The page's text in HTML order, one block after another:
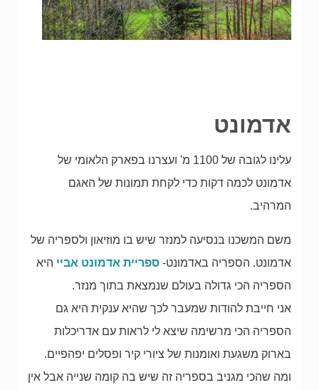
אדמונט
עלינו לגובה של 1100 מ' ועצרנו בפארק הלאומי של
אדמונט לכמה דקות כדי לקחת תמונות של האגם
המרהיב.
משם המשכנו בנסיעה למנזר שיש בו מוזיאון ולספריה של
אדמונט. הספריה באדמונט- ספריית אדמונט אביי היא
הספריה הכי גדולה בעולם שנמצאת בתוך מנזר.
אני חייבת להודות שמעבר לכך שהיא ענקית היא גם
הספריה הכי מרשימה שיצא לי לראות עם אדריכלות
בארוק משגעת ואומנות של ציורי קיר ופסלים יפהפיים.
ומה שהכי מגניב בספריה זה שיש בה קומה שנייה אבל אין